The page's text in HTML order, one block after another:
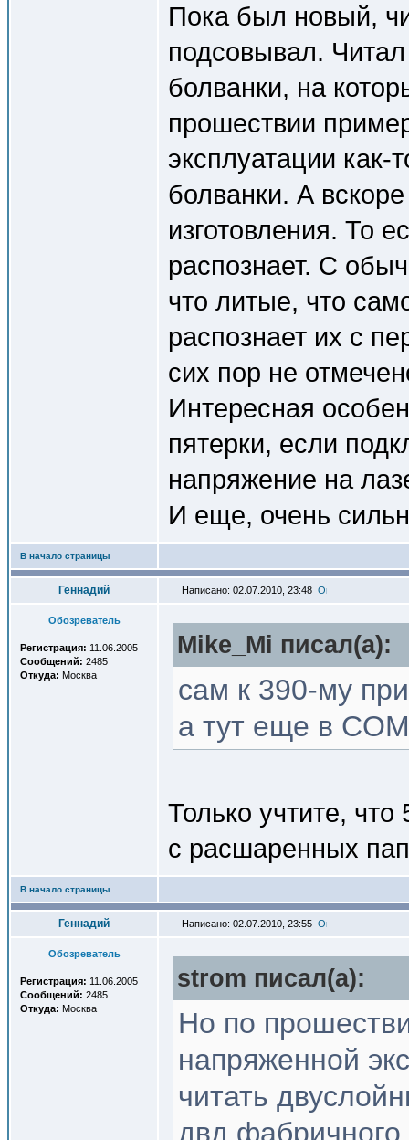
Пока был новый,
подсовывал.
болванки, на
прошествии
эксплуатации как-
болванки. А
изготовления. То
распознает. С
что литые, что
распознает их с
сих пор не
Интересная
пятерки, если
напряжение на
И еще, очень
В начало страницы
Геннадий Написано: 02.07.2010, 23:48
Обозреватель
Регистрация: 11.06.2005
Сообщений: 2485
Откуда: Москва
Mike_Mi писал(a):
сам к 390-му
а тут еще в
Только учтите,
с расшаренных
В начало страницы
Геннадий Написано: 02.07.2010, 23:55
Обозреватель
Регистрация: 11.06.2005
Сообщений: 2485
Откуда: Москва
strom писал(a):
Но по
напряженной
читать
двд фабричного